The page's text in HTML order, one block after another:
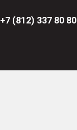
+7 (812) 337 80 80